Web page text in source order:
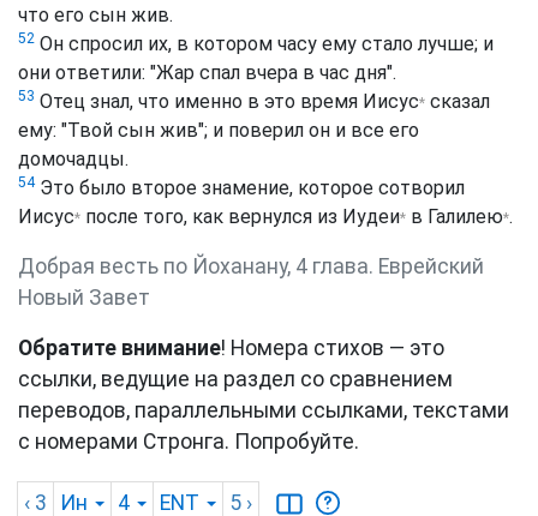
что его сын жив.
52 Он спросил их, в котором часу ему стало лучше; и
они ответили: "Жар спал вчера в час дня".
53 Отец знал, что именно в это время Иисус* сказал
ему: "Твой сын жив"; и поверил он и все его
домочадцы.
54Это было второе знамение, которое сотворил
Иисус* после того, как вернулся из Иудеи* в Галилею*.
Добрая весть по Йоханану, 4 глава. Еврейский
Новый Завет
Обратите внимание! Номера стихов — это
ссылки, ведущие на раздел со сравнением
переводов, параллельными ссылками, текстами
с номерами Стронга. Попробуйте.
‹ 3 Ин 4 ENT 5 ›